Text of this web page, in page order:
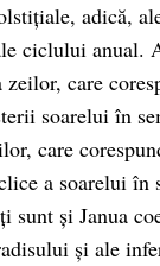
adică,
ciclului anual.
zeilor, care
soarelui în
care
a soarelui în
sunt și Janua
și ale